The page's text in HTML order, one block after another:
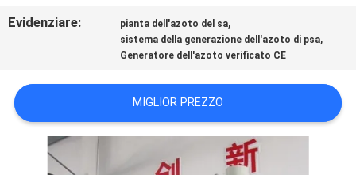
RICHIEDI UN
PREVENTIVO
NEWS
SITEMAP
Evidenziare: pianta dell'azoto del sa,
sistema della generazione dell'azoto di psa,
Generatore dell'azoto verificato CE
MIGLIOR PREZZO